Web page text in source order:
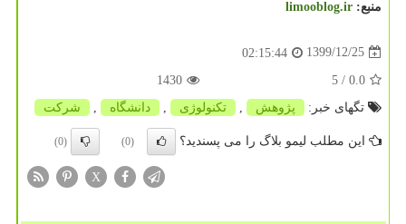
منبع: limooblog.ir
1399/12/25
02:15:44
0.0
/ 5
1430
تگهای خبر:
پژوهش تكنولوژی دانشگاه شركت
این مطلب لیمو بلاگ را می پسندید؟ (0)
(0)
X